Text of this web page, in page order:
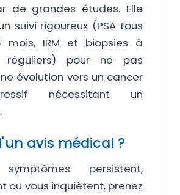
de grandes études. Elle
suivi rigoureux (PSA tous
IRM et biopsies à
réguliers) pour ne pas
évolution vers un cancer
nécessitant un
avis médical ?
persistent,
ou vous inquiètent, prenez